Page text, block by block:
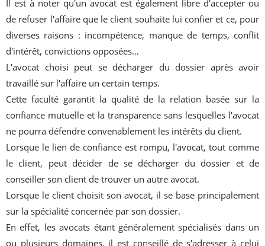
Il est à noter qu'un avocat est également libre d'accepter ou
de refuser l'affaire que le client souhaite lui confier et ce, pour
diverses raisons : incompétence, manque de temps, conflit
d'intérêt, convictions opposées…
L'avocat choisi peut se décharger du dossier après avoir
travaillé sur l'affaire un certain temps.
Cette faculté garantit la qualité de la relation basée sur la
confiance mutuelle et la transparence sans lesquelles l'avocat
ne pourra défendre convenablement les intérêts du client.
Lorsque le lien de confiance est rompu, l'avocat, tout comme
le client, peut décider de se décharger du dossier et de
conseiller son client de trouver un autre avocat.
Lorsque le client choisit son avocat, il se base principalement
sur la spécialité concernée par son dossier.
En effet, les avocats étant généralement spécialisés dans un
ou plusieurs domaines, il est conseillé de s'adresser à celui